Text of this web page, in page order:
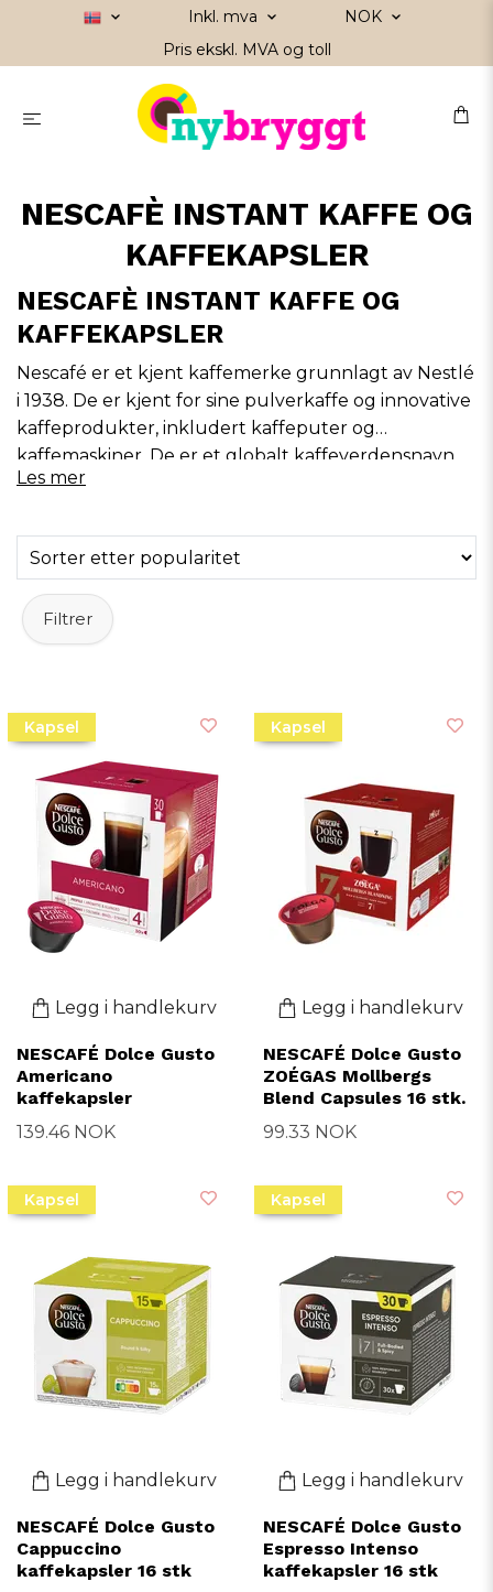
Inkl. mva
NOK
Pris ekskl. MVA og toll
NESCAFÈ INSTANT KAFFE OG
KAFFEKAPSLER
NESCAFÈ INSTANT KAFFE OG
KAFFEKAPSLER
Nescafé er et kjent kaffemerke grunnlagt av Nestlé
i 1938. De er kjent for sine pulverkaffe og innovative
kaffeprodukter, inkludert kaffeputer og
kaffemaskiner. De er et globalt kaffeverdensnavn
og tilbyr bekvemmelighet og kvalitet til
Les mer
Filtrer
Kapsel
Legg i handlekurv
NESCAFÉ Dolce Gusto
Americano
kaffekapsler
139.46 NOK
Kapsel
Legg i handlekurv
NESCAFÉ Dolce Gusto
ZOÉGAS Mollbergs
Blend Capsules 16 stk.
99.33 NOK
Kapsel
Legg i handlekurv
NESCAFÉ Dolce Gusto
Cappuccino
kaffekapsler 16 stk
Kapsel
Legg i handlekurv
NESCAFÉ Dolce Gusto
Espresso Intenso
kaffekapsler 16 stk